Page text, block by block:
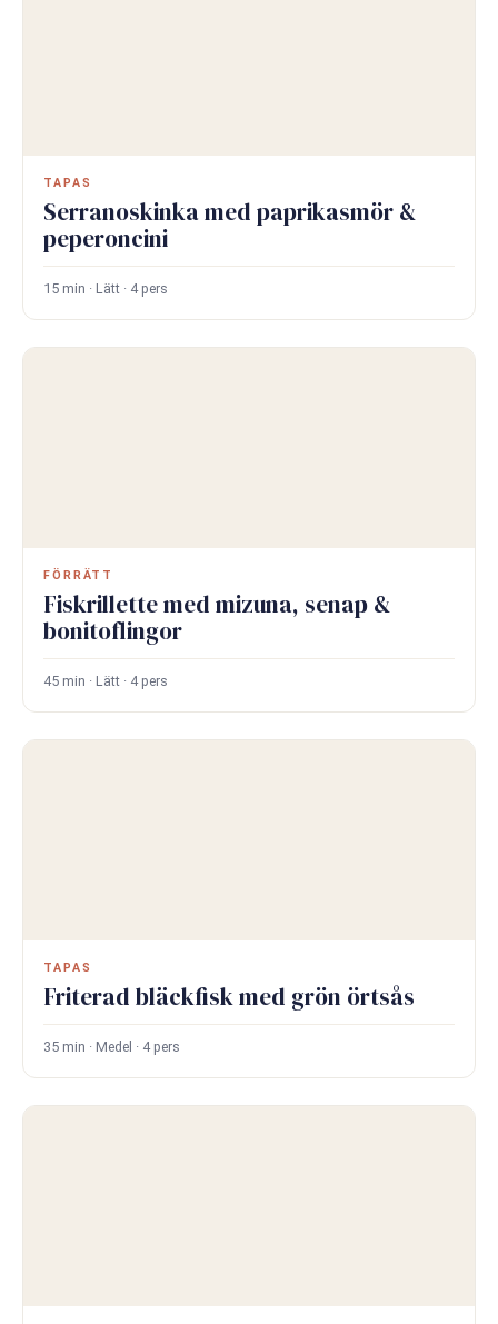
TAPAS
Serranoskinka med paprikasmör &
peperoncini
15 min · Lätt · 4 pers
FÖRRÄTT
Fiskrillette med mizuna, senap &
bonitoflingor
45 min · Lätt · 4 pers
TAPAS
Friterad bläckfisk med grön örtsås
35 min · Medel · 4 pers